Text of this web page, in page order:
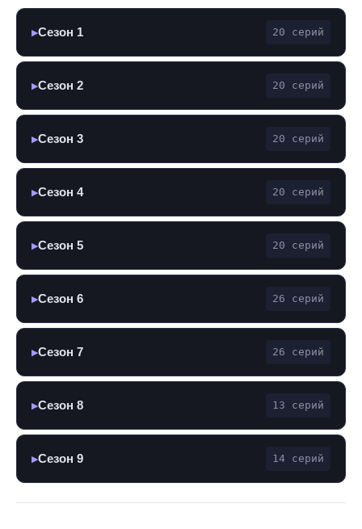
▶Сезон 1 20 серий
▶Сезон 2 20 серий
▶Сезон 3 20 серий
▶Сезон 4 20 серий
▶Сезон 5 20 серий
▶Сезон 6 26 серий
▶Сезон 7 26 серий
▶Сезон 8 13 серий
▶Сезон 9 14 серий